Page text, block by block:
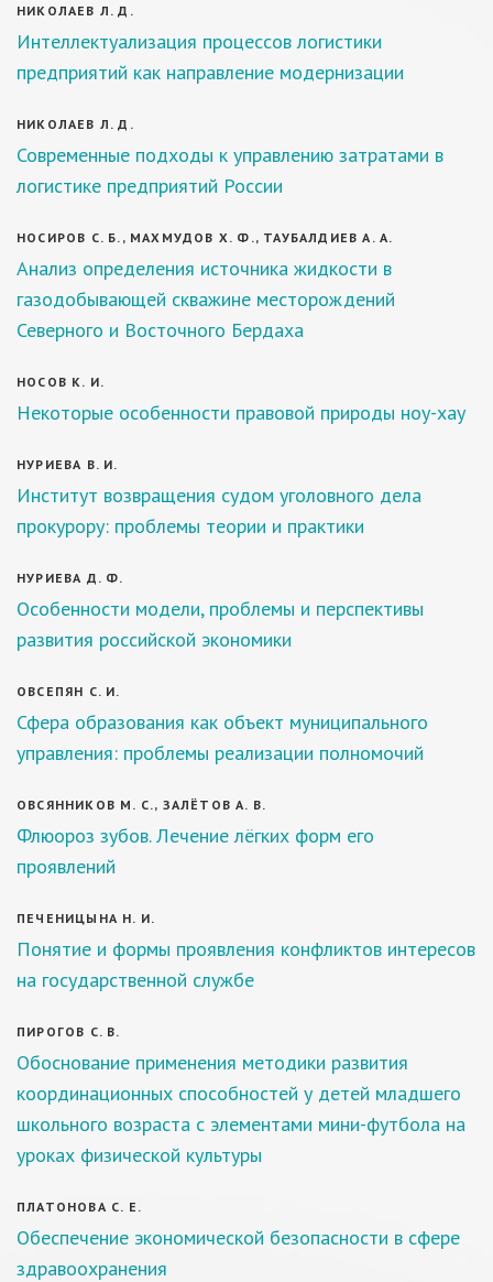
НИКОЛАЕВ Л. Д.
Интеллектуализация процессов логистики
предприятий как направление модернизации
НИКОЛАЕВ Л. Д.
Современные подходы к управлению затратами в
логистике предприятий России
НОСИРОВ С. Б., МАХМУДОВ Х. Ф., ТАУБАЛДИЕВ А. А.
Анализ определения источника жидкости в
газодобывающей скважине месторождений
Северного и Восточного Бердаха
НОСОВ К. И.
Некоторые особенности правовой природы ноу-хау
НУРИЕВА В. И.
Институт возвращения судом уголовного дела
прокурору: проблемы теории и практики
НУРИЕВА Д. Ф.
Особенности модели, проблемы и перспективы
развития российской экономики
ОВСЕПЯН С. И.
Сфера образования как объект муниципального
управления: проблемы реализации полномочий
ОВСЯННИКОВ М. С., ЗАЛЁТОВ А. В.
Флюороз зубов. Лечение лёгких форм его
проявлений
ПЕЧЕНИЦЫНА Н. И.
Понятие и формы проявления конфликтов интересов
на государственной службе
ПИРОГОВ С. В.
Обоснование применения методики развития
координационных способностей у детей младшего
школьного возраста с элементами мини-футбола на
уроках физической культуры
ПЛАТОНОВА С. Е.
Обеспечение экономической безопасности в сфере
здравоохранения